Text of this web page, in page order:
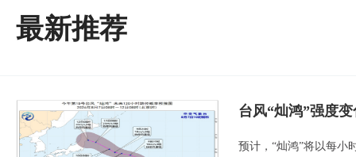
最新推荐
台风“灿鸿”强度
预计，“灿鸿”将以每小